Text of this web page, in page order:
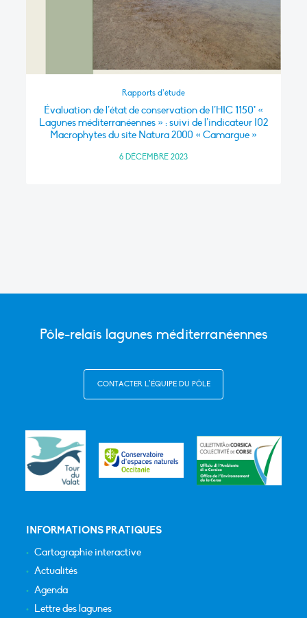
Rapports d’étude
Évaluation de l’état de conservation de l’HIC 1150* «
Lagunes méditerranéennes » : suivi de l’indicateur I02
Macrophytes du site Natura 2000 « Camargue »
6 DÉCEMBRE 2023
Pôle-relais lagunes méditerranéennes
CONTACTER L’ÉQUIPE DU PÔLE
INFORMATIONS PRATIQUES
Cartographie interactive
Actualités
Agenda
Lettre des lagunes